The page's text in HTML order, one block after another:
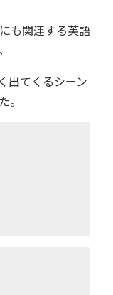
も関連する英語
出てくるシーン
。